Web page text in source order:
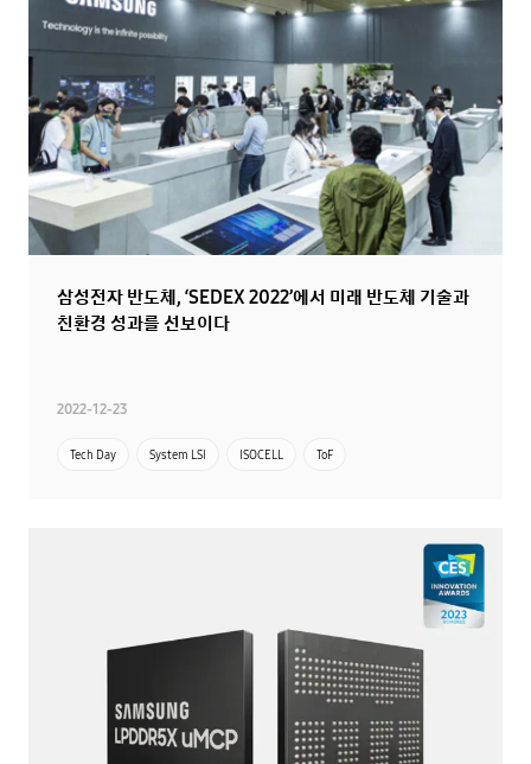
삼성전자 반도체, ‘SEDEX 2022’에서 미래 반도체 기술과
친환경 성과를 선보이다
2022-12-23
Tech Day System LSI ISOCELL ToF